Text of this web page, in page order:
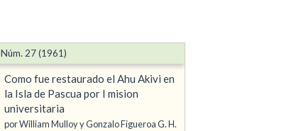
Como fue restaurado el Ahu Akivi en
la Isla de Pascua por I mision
universitaria
por William Mulloy y Gonzalo Figueroa G. H.
Núm. 27 (1961)